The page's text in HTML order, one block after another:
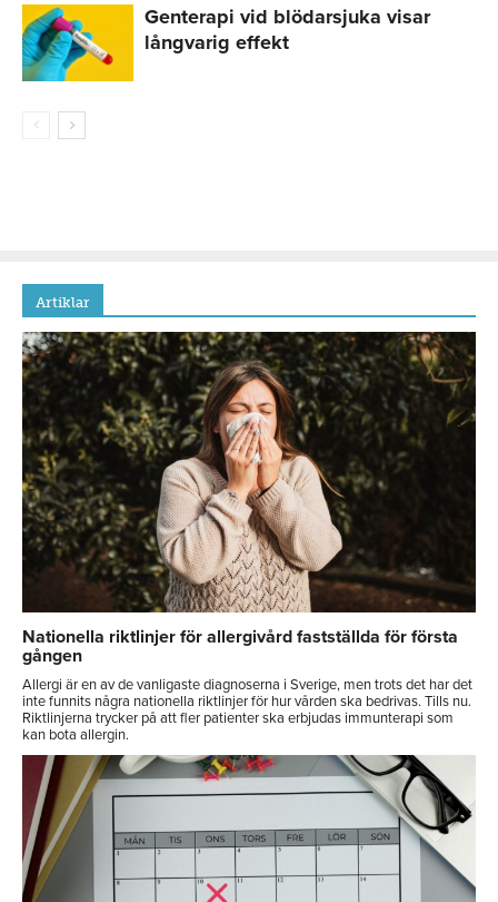
Genterapi vid blödarsjuka visar
långvarig effekt
Artiklar
Nationella riktlinjer för allergivård fastställda för första
gången
Allergi är en av de vanligaste diagnoserna i Sverige, men trots det har det
inte funnits några nationella riktlinjer för hur vården ska bedrivas. Tills nu.
Riktlinjerna trycker på att fler patienter ska erbjudas immunterapi som
kan bota allergin.